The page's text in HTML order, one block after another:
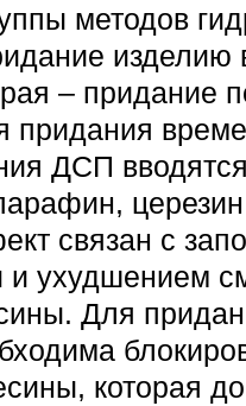
методов
изделию
– придание
придания
ДСП
связан с
и ухудшением
Для
которая